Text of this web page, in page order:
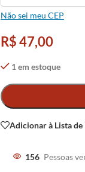
Não sei meu CEP
R$47,00
1 em estoque
Alternative:
Adicionar à Lista de
156 Pessoas